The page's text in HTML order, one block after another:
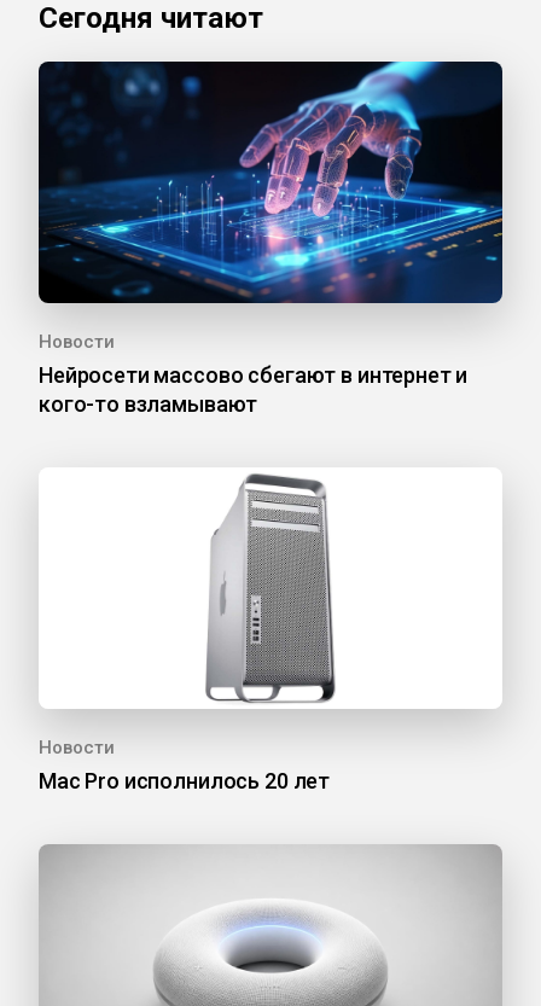
Сегодня читают
Новости
Нейросети массово сбегают в интернет и
кого-то взламывают
Новости
Mac Pro исполнилось 20 лет